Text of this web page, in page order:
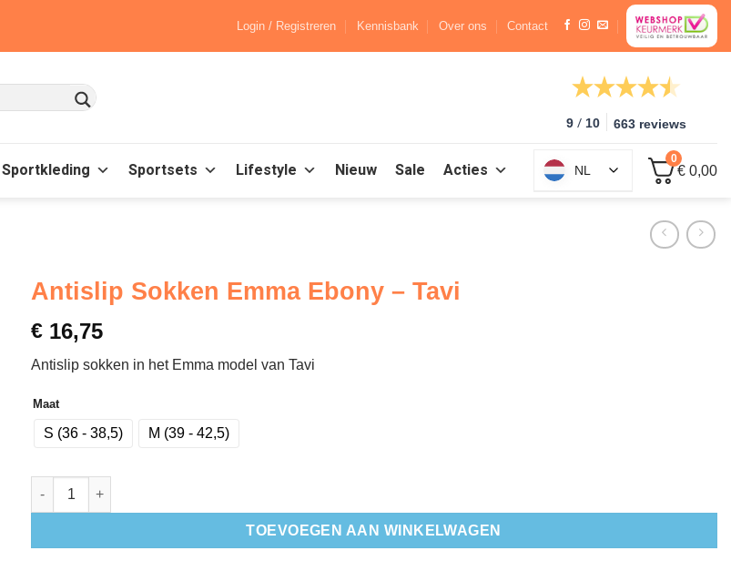
Login / Registreren Kennisbank Over ons Contact
9 / 10 663 reviews
Sportkleding Sportsets Lifestyle Nieuw Sale Acties NL
0
€ 0,00
Antislip Sokken Emma Ebony – Tavi
€ 16,75
Antislip sokken in het Emma model van Tavi
Maat
S (36 - 38,5) M (39 - 42,5)
Antislip Sokken Emma Ebony - Tavi aantal
TOEVOEGEN AAN WINKELWAGEN